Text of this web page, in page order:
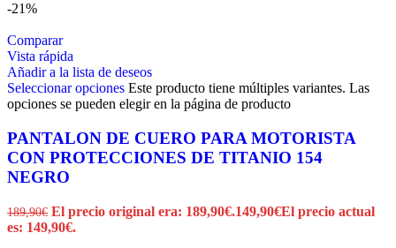
-21%
Comparar
Vista rápida
Añadir a la lista de deseos
Seleccionar opciones Este producto tiene múltiples variantes. Las
opciones se pueden elegir en la página de producto
PANTALON DE CUERO PARA MOTORISTA
CON PROTECCIONES DE TITANIO 154
NEGRO
189,90€ El precio original era: 189,90€.149,90€El precio actual
es: 149,90€.